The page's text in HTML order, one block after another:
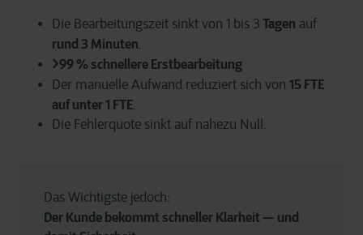
Die Bearbeitungszeit sinkt von 1 bis 3 Tagen auf
rund 3 Minuten.
>99 % schnellere Erstbearbeitung
Der manuelle Aufwand reduziert sich von 15 FTE
auf unter 1 FTE.
Die Fehlerquote sinkt auf nahezu Null.
Das Wichtigste jedoch:
Der Kunde bekommt schneller Klarheit — und